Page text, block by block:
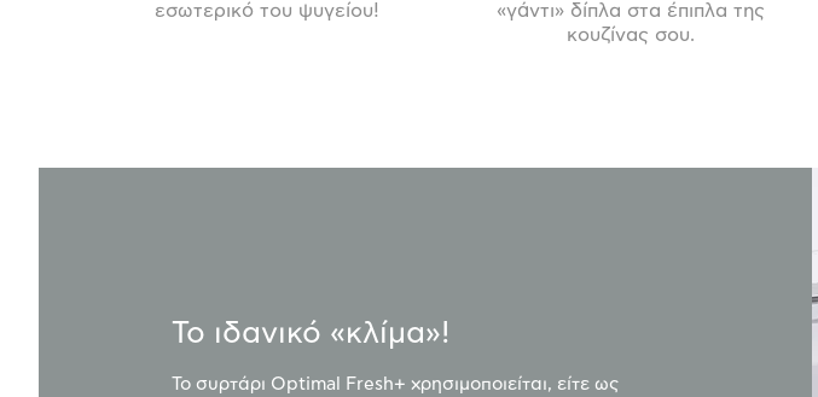
εσωτερικό του ψυγείου!
«γάντι» δίπλα στα έπιπλα της
κουζίνας σου.
Το ιδανικό «κλίμα»!
Το συρτάρι Optimal Fresh+ χρησιμοποιείται, είτε ως